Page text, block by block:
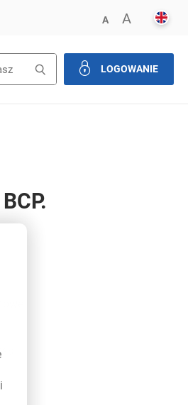
AZMNIEJSZ FONT
A
WyszukajLOGOWANIE